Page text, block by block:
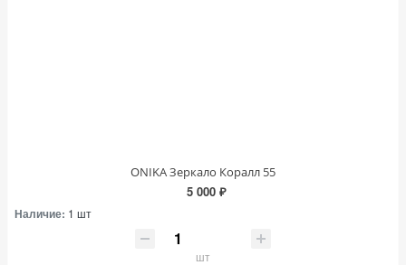
ONIKA Зеркало Коралл 55
5 000 ₽
Наличие: 1 шт
шт